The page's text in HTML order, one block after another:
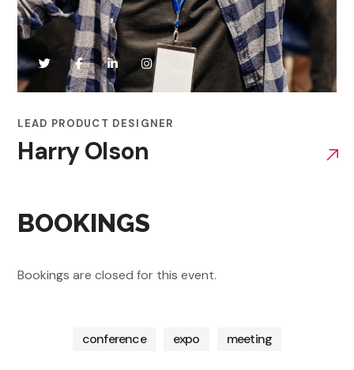
LEAD PRODUCT DESIGNER
Harry Olson
BOOKINGS
Bookings are closed for this event.
conference expo meeting